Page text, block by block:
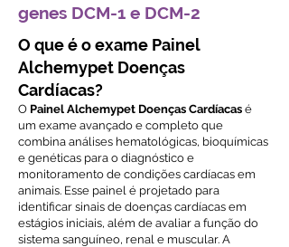
genes DCM-1 e DCM-2
O que é o exame Painel
Alchemypet Doenças
Cardíacas?
O Painel Alchemypet Doenças Cardíacas é
um exame avançado e completo que
combina análises hematológicas, bioquímicas
e genéticas para o diagnóstico e
monitoramento de condições cardíacas em
animais. Esse painel é projetado para
identificar sinais de doenças cardíacas em
estágios iniciais, além de avaliar a função do
sistema sanguíneo, renal e muscular. A